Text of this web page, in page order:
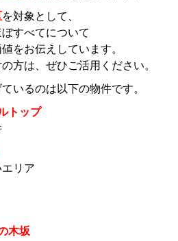
を対象として、
すべてについて
をお伝えしています。
方は、ぜひご活用ください。
いるのは以下の物件です。
トップ
リア
木坂